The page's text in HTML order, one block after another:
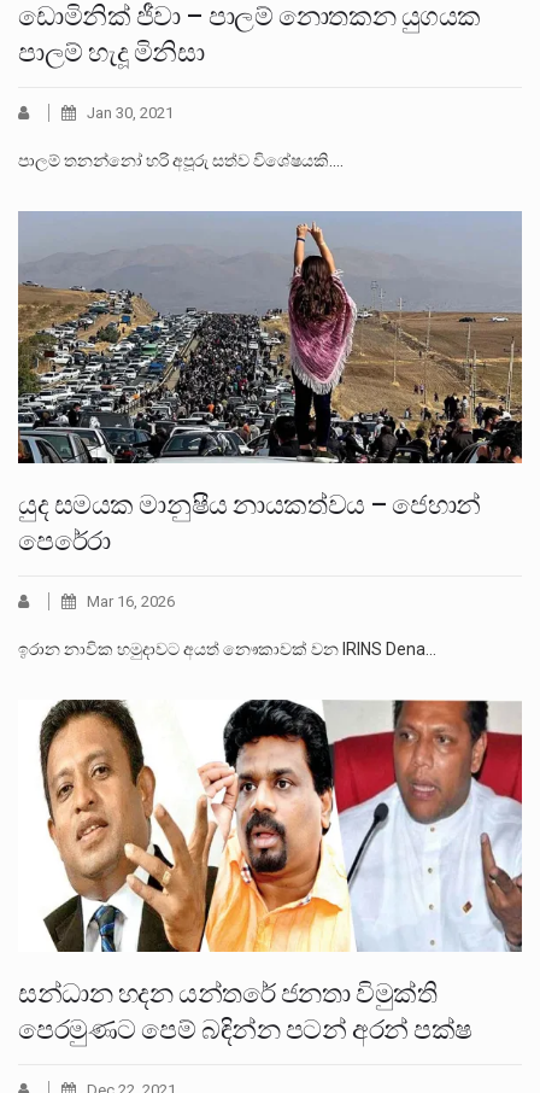
ඩොමිනික් ජීවා – පාලම් නොතකන යුගයක
පාලම් හැදූ මිනිසා
Jan 30, 2021
පාලම් තනන්නෝ හරි අපූරු සත්ව විශේෂයකි.…
යුද සමයක මානුෂීය නායකත්වය – ජෙහාන්
පෙරේරා
Mar 16, 2026
ඉරාන නාවික හමුදාවට අයත් නෞකාවක් වන IRINS Dena…
සන්ධාන හදන යන්තරේ ජනතා විමුක්ති
පෙරමුණට පෙම් බඳින්න පටන් අරන් පක්ෂ